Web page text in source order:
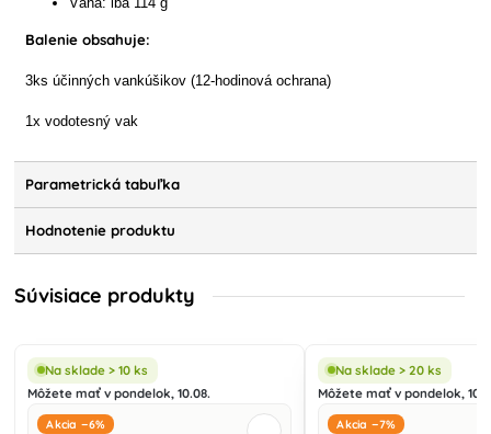
Balenie obsahuje:
3ks účinných vankúšikov (12-hodinová ochrana)
1x vodotesný vak
Parametrická tabuľka
Hodnotenie produktu
Súvisiace produkty
Na sklade > 10 ks
Môžete mať v pondelok, 10.08.
Akcia −6%
Na sklade > 20 ks
Môžete mať v pondelok,
Akcia −7%